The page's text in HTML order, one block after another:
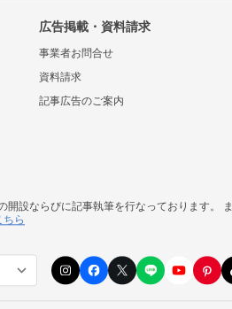
広告掲載・資料請求
事業者お問合せ
資料請求
記事広告のご案内
設ならびに記事執筆を行なっております。 ま
ちら